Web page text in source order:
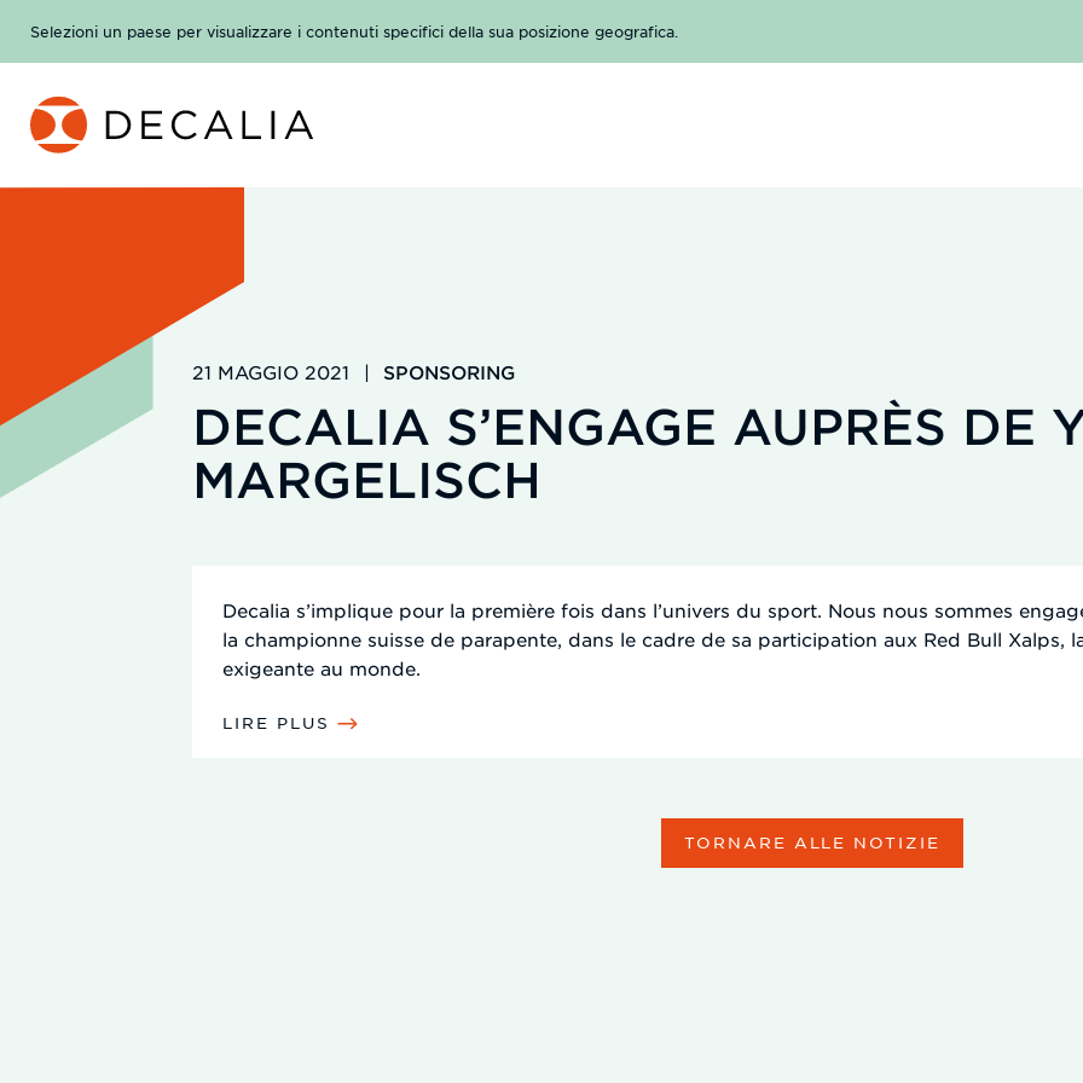
contenuto
Selezioni un paese per visualizzare i contenuti specifici della sua posizione geografica.
21 MAGGIO 2021 | SPONSORING
DECALIA S’ENGAGE AUPRÈS DE
MARGELISCH
Decalia s’implique pour la première fois dans l’univers du sport. Nous nous sommes
la championne suisse de parapente, dans le cadre de sa participation aux Red Bull Xalps,
exigeante au monde.
LIRE PLUS
TORNARE ALLE NOTIZIE